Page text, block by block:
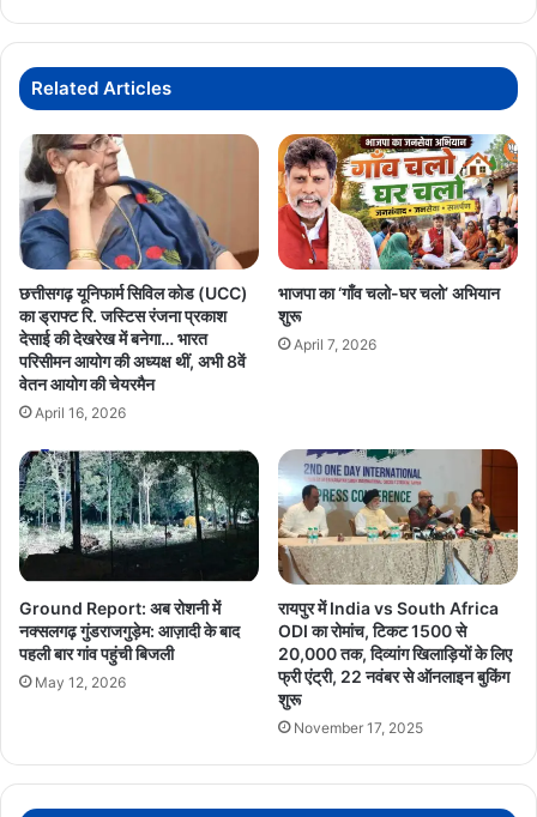
मीटर
तोड़कर
जताया
विरोध
Related Articles
छत्तीसगढ़ यूनिफार्म सिविल कोड (UCC)
का ड्राफ्ट रि. जस्टिस रंजना प्रकाश
देसाई की देखरेख में बनेगा… भारत
परिसीमन आयोग की अध्यक्ष थीं, अभी 8वें
वेतन आयोग की चेयरमैन
April 16, 2026
भाजपा का ‘गाँव चलो-घर चलो’ अभियान
शुरू
April 7, 2026
Ground Report: अब रोशनी में
नक्सलगढ़ गुंडराजगुड़ेम: आज़ादी के बाद
पहली बार गांव पहुंची बिजली
May 12, 2026
रायपुर में India vs South Africa
ODI का रोमांच, टिकट 1500 से
20,000 तक, दिव्यांग खिलाड़ियों के लिए
फ्री एंट्री, 22 नवंबर से ऑनलाइन बुकिंग
शुरू
November 17, 2025